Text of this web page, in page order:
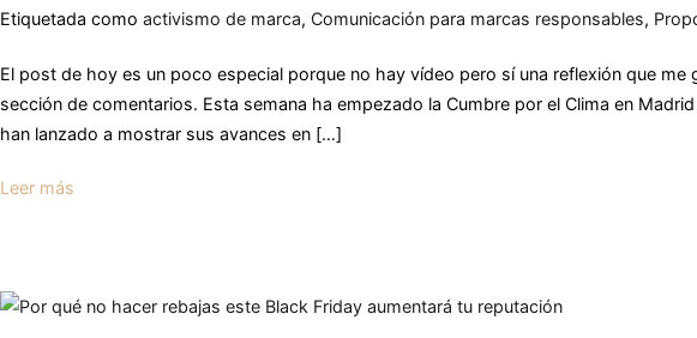
Etiquetada como activismo de marca, Comunicación para marcas responsables,
El post de hoy es un poco especial porque no hay vídeo pero sí una reflexión que me
sección de comentarios. Esta semana ha empezado la Cumbre por el Clima en
han lanzado a mostrar sus avances en […]
Leer más